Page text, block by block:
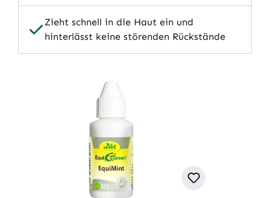
Zieht schnell in die Haut ein und
hinterlässt keine störenden Rückstände